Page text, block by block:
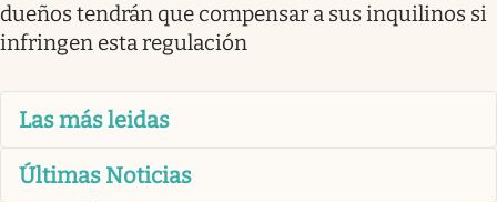
dueños tendrán que compensar a sus inquilinos si
infringen esta regulación
Las más leidas
Últimas Noticias